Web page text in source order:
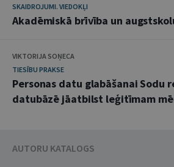
SKAIDROJUMI. VIEDOKĻI
Akadēmiskā brīvība un
VIKTORIJA SOŅECA
TIESĪBU PRAKSE
Personas datu glabāšanai Sodu
datubāzē jāatbilst leģitīmam
AUTORU KATALOGS